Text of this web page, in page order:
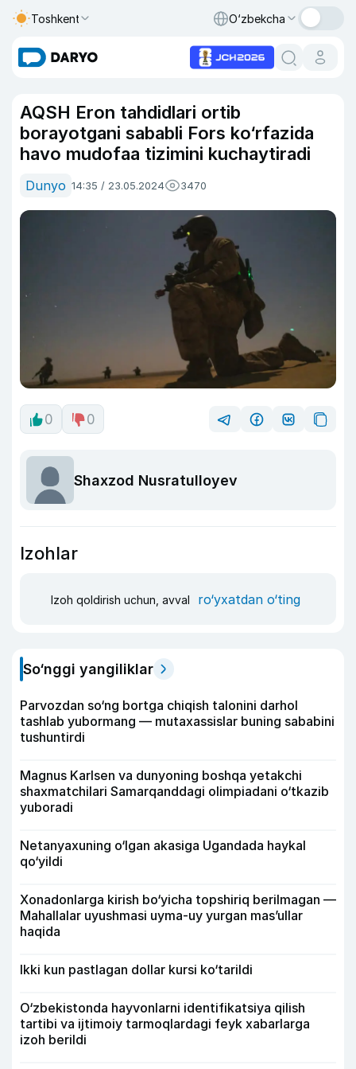
Toshkent O‘zbekcha
AQSH Eron tahdidlari ortib
borayotgani sababli Fors ko‘rfazida
havo mudofaa tizimini kuchaytiradi
Dunyo 14:35 / 23.05.2024 3470
0 0
Shaxzod Nusratulloyev
Izohlar
Izoh qoldirish uchun, avval ro‘yxatdan o‘ting
So‘nggi yangiliklar
Parvozdan so‘ng bortga chiqish talonini darhol
tashlab yubormang — mutaxassislar buning sababini
tushuntirdi
Magnus Karlsen va dunyoning boshqa yetakchi
shaxmatchilari Samarqanddagi olimpiadani o‘tkazib
yuboradi
Netanyaxuning o‘lgan akasiga Ugandada haykal
qo‘yildi
Xonadonlarga kirish bo‘yicha topshiriq berilmagan —
Mahallalar uyushmasi uyma-uy yurgan mas’ullar
haqida
Ikki kun pastlagan dollar kursi ko‘tarildi
O‘zbekistonda hayvonlarni identifikatsiya qilish
tartibi va ijtimoiy tarmoqlardagi feyk xabarlarga
izoh berildi